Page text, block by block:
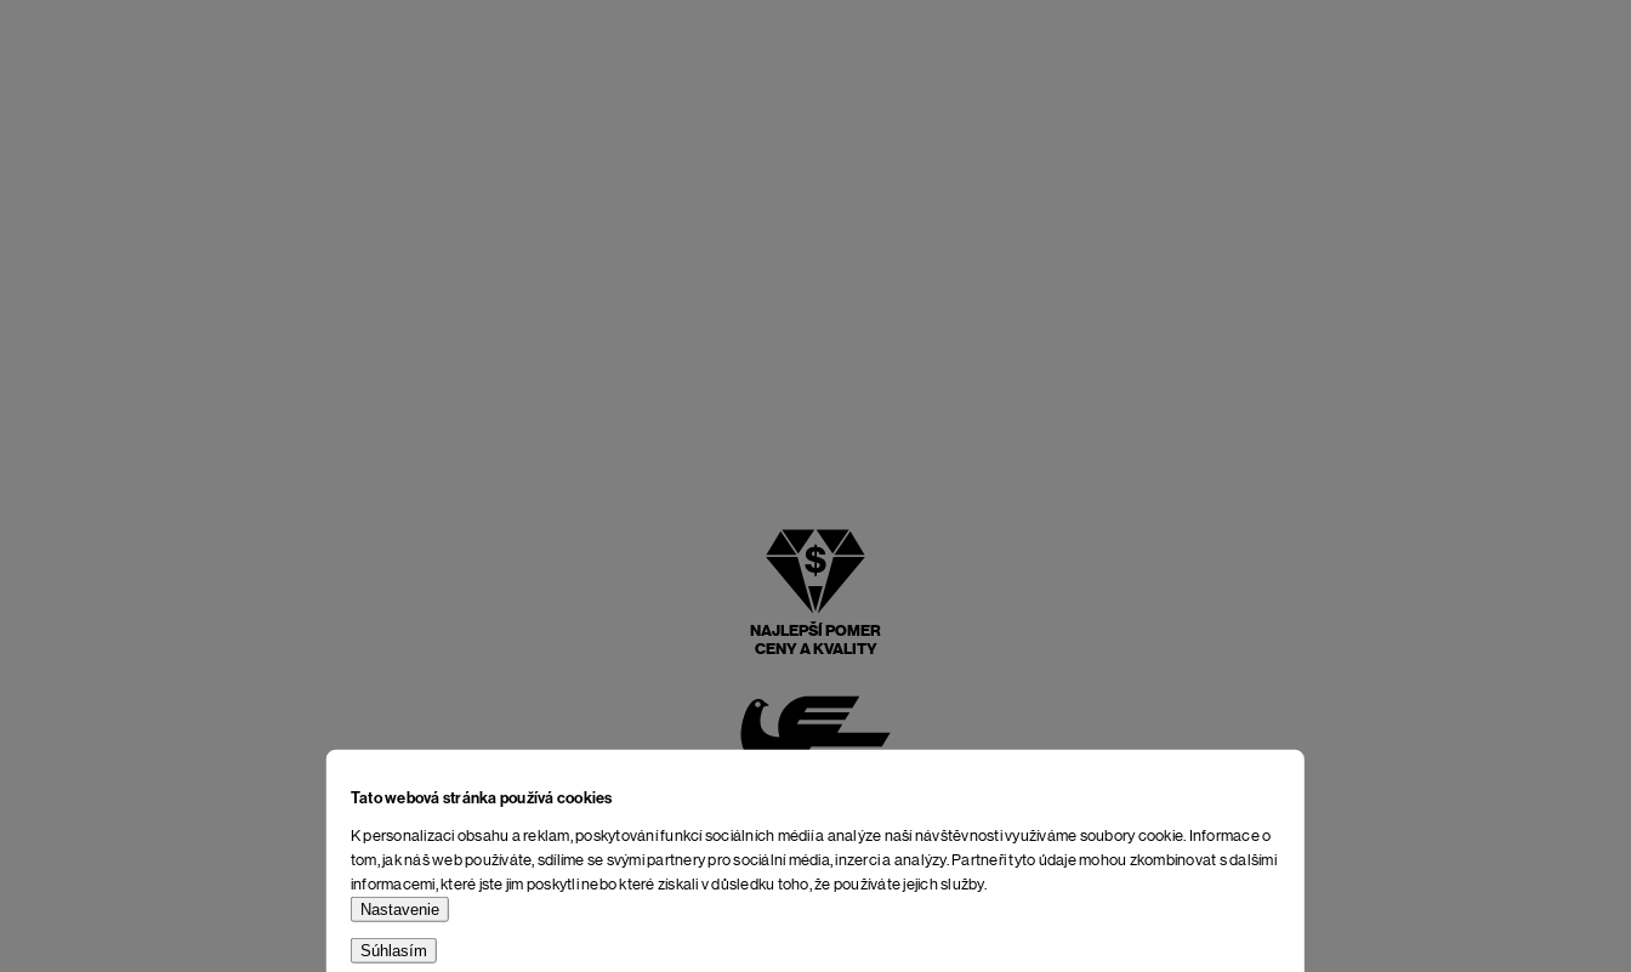
Tato webová stránka používá cookies
K personalizaci obsahu a reklam, poskytování funkcí sociálních médií a analýze naší návštěvnosti využíváme soubory cookie. Informace o
tom, jak náš web používáte, sdílíme se svými partnery pro sociální média, inzerci a analýzy. Partneři tyto údaje mohou zkombinovat s dalšími
informacemi, které jste jim poskytli nebo které získali v důsledku toho, že používáte jejich služby.
Nastavenie
Súhlasím
NAJLEPŠÍ POMER
CENY A KVALITY